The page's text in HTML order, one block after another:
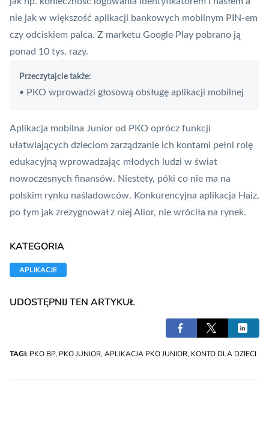
nie jak w większość aplikacji bankowych mobilnym PIN-em
czy odciskiem palca. Z marketu Google Play pobrano ją
ponad 10 tys. razy.
Przeczytajcie także:
• PKO wprowadzi głosową obsługę aplikacji mobilnej
Aplikacja mobilna Junior od PKO oprócz funkcji
ułatwiających dzieciom zarządzanie ich kontami pełni rolę
edukacyjną wprowadzając młodych ludzi w świat
nowoczesnych finansów. Niestety, póki co nie ma na
polskim rynku naśladowców. Konkurencyjna aplikacja Haiz,
po tym jak zrezygnował z niej Alior, nie wróciła na rynek.
KATEGORIA
APLIKACJE
UDOSTĘPNIJ TEN ARTYKUŁ
TAGI: PKO BP, PKO JUNIOR, APLIKACJA PKO JUNIOR, KONTO DLA DZIECI